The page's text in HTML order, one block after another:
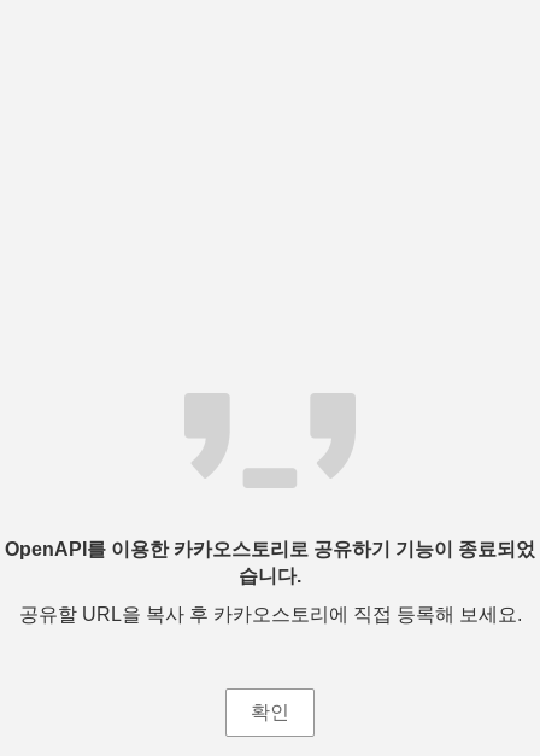
OpenAPI를 이용한 카카오스토리로 공유하기 기능이 종료되었
습니다.
공유할 URL을 복사 후 카카오스토리에 직접 등록해 보세요.
확인